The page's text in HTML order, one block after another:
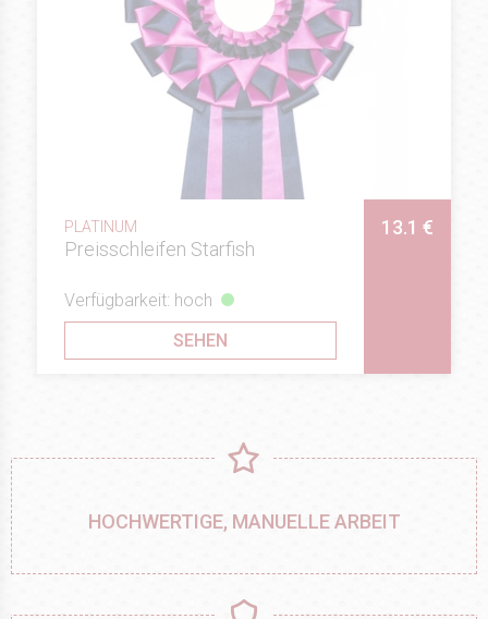
PLATINUM
Preisschleifen Starfish
13.1 €
Verfügbarkeit: hoch
SEHEN
HOCHWERTIGE, MANUELLE ARBEIT